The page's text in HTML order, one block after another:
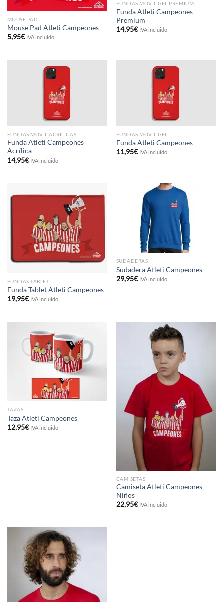
MOUSE PAD
Mouse Pad Atleti Campeones
5,95€ IVA incluido
FUNDAS MÓVIL GEL PREMIUM
Funda Atleti Campeones
Premium
14,95€ IVA incluido
FUNDAS MÓVIL ACRÍLICAS
Funda Atleti Campeones
Acrílica
14,95€ IVA incluido
FUNDAS MÓVIL GEL
Funda Atleti Campeones
11,95€ IVA incluido
FUNDAS TABLET
Funda Tablet Atleti Campeones
19,95€ IVA incluido
SUDADERAS
Sudadera Atleti Campeones
29,95€ IVA incluido
TAZAS
Taza Atleti Campeones
12,95€ IVA incluido
CAMISETAS
Camiseta Atleti Campeones
Niños
22,95€ IVA incluido